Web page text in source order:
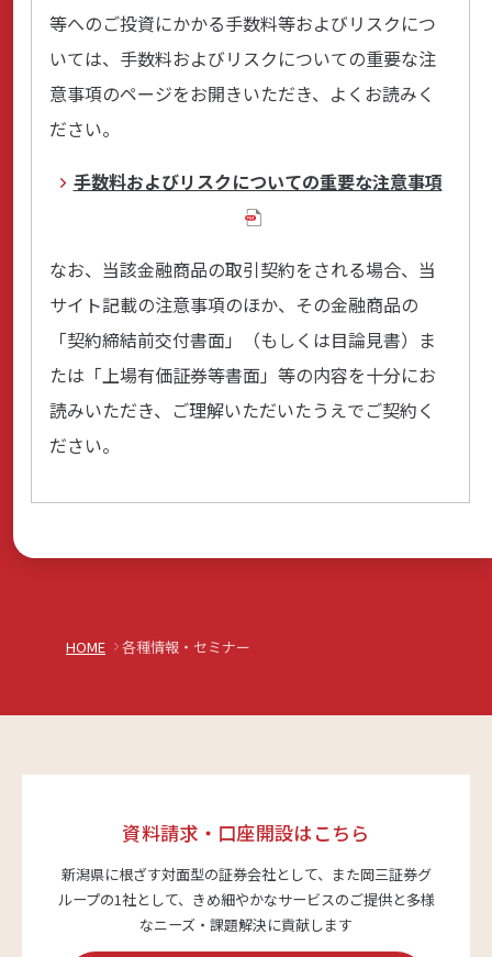
等へのご投資にかかる手数料等およびリスクにつ
いては、手数料およびリスクについての重要な注
意事項のページをお開きいただき、よくお読みく
ださい。
手数料およびリスクについての重要な注意事項
なお、当該金融商品の取引契約をされる場合、当
サイト記載の注意事項のほか、その金融商品の
「契約締結前交付書面」（もしくは目論見書）ま
たは「上場有価証券等書面」等の内容を十分にお
読みいただき、ご理解いただいたうえでご契約く
ださい。
HOME 各種情報・セミナー
資料請求・口座開設はこちら
新潟県に根ざす対面型の証券会社として、また岡三証券グ
ループの1社として、 きめ細やかなサービスのご提供と多様
なニーズ・課題解決に貢献します